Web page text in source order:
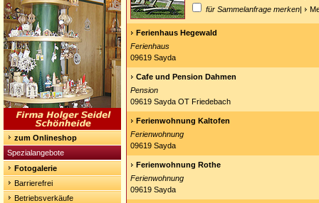
zum Onlineshop
Spezialangebote
Fotogalerie
Barrierefrei
Betriebsverkäufe
für Sammelanfrage merken|
Ferienhaus Hegewald
Ferienhaus
09619 Sayda
Cafe und Pension Dahmen
Pension
09619 Sayda OT Friedebach
Ferienwohnung Kaltofen
Ferienwohnung
09619 Sayda
Ferienwohnung Rothe
Ferienwohnung
09619 Sayda